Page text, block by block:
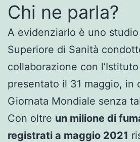
Chi ne parla?
A evidenziarlo è uno studio
Superiore di Sanità
collaborazione con
presentato il 31 maggio, in
Giornata Mondiale senza
Con oltre un milione di
registrati a maggio 2021